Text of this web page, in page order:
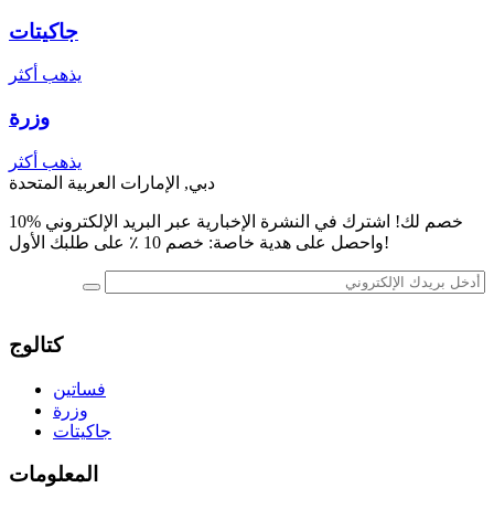
جاكيتات
يذهب أكثر
وزرة
يذهب أكثر
دبي, الإمارات العربية المتحدة
10% خصم لك! اشترك في النشرة الإخبارية عبر البريد الإلكتروني
واحصل على هدية خاصة: خصم 10 ٪ على طلبك الأول!
كتالوج
فساتين
وزرة
جاكيتات
المعلومات